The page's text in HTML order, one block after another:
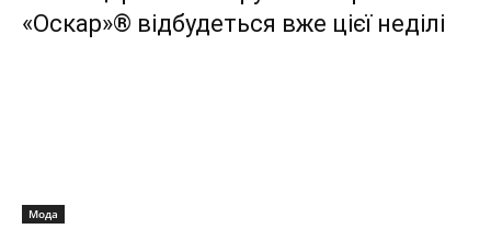
«Оскар»® відбудеться вже цієї неділі
Мода